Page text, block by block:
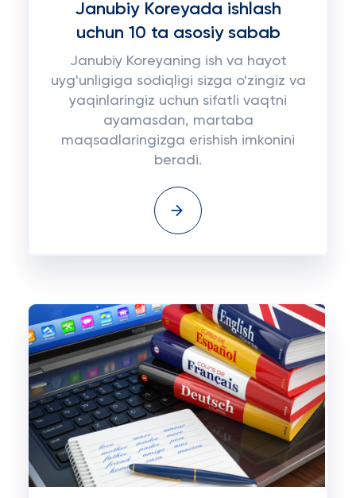
Janubiy Koreyada ishlash
uchun 10 ta asosiy sabab
Janubiy Koreyaning ish va hayot
uyg'unligiga sodiqligi sizga o'zingiz va
yaqinlaringiz uchun sifatli vaqtni
ayamasdan, martaba
maqsadlaringizga erishish imkonini
beradi.